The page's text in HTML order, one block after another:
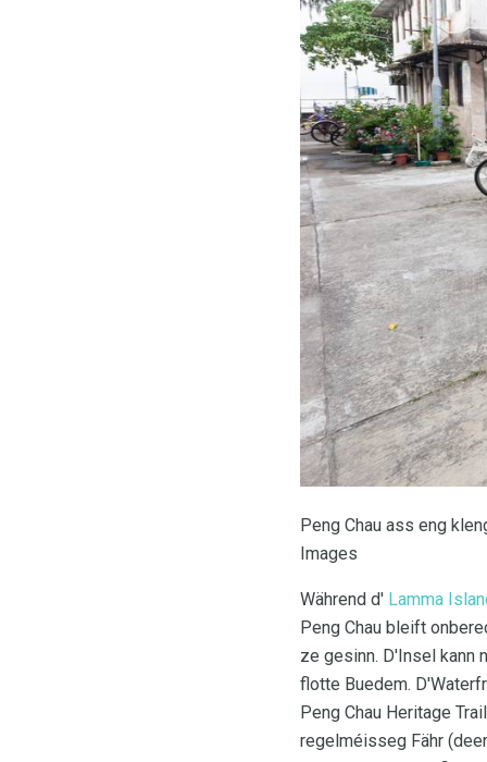
Peng Chau ass eng
Images
Während d' Lamma
Peng Chau bleift
ze gesinn. D'Insel kann
flotte Buedem.
Peng Chau Heritage
regelméisseg Fähr